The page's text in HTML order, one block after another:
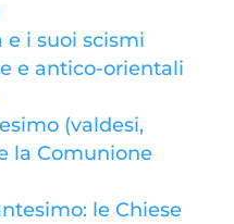
e i suoi scismi
e antico-orientali
(valdesi,
la Comunione
le Chiese